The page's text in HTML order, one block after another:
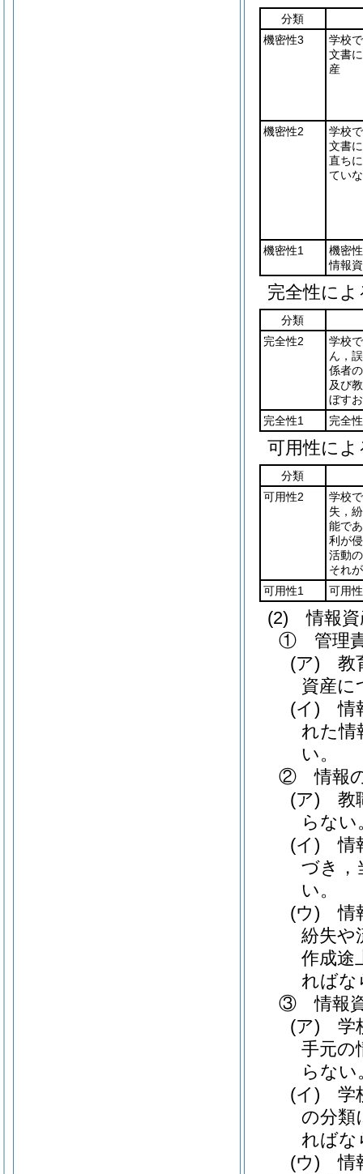
分類
機密性3
学校
文書
産
機密性2
学校
文書
直ち
てい
機密性1
機密
情報
完全性に
分類
完全性2
学校
ん，
係者
及び
ぼす
完全性1
完全
可用性に
分類
可用性2
学校
失，
能で
利が
活動
それ
可用性1
可用
(2) 情報資
① 管理
(ア) 教
資産に
(イ) 情
れた情
い。
② 情報
(ア) 教
らない
(イ) 情
づき，
い。
(ウ) 情
紛失や
作成途
ればな
③ 情報資
(ア) 学
手元の
らない
(イ) 学
の分類
ればな
(ウ) 情